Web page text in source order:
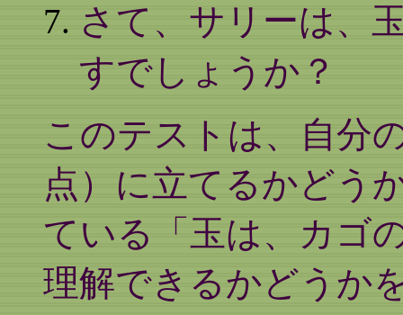
さて、サリーは、
すでしょうか？
このテストは、自分
点）に立てるかどう
ている「玉は、カゴ
理解できるかどうか